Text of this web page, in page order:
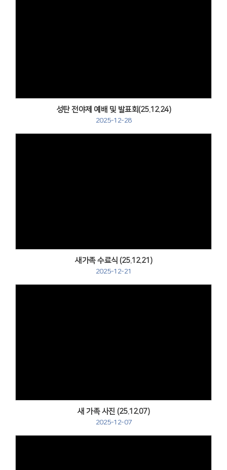
성탄 전야제 예배 및 발표회(25.12.24)
2025-12-28
새가족 수료식 (25.12.21)
2025-12-21
새 가족 사진 (25.12.07)
2025-12-07